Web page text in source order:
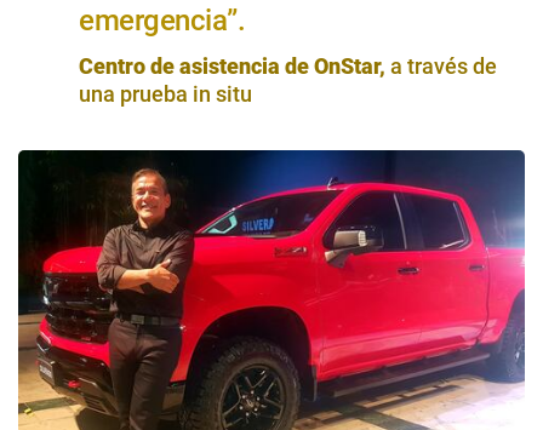
emergencia”.
Centro de asistencia de OnStar, a través de
una prueba in situ